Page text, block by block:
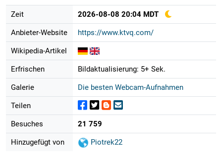
Zeit 2026-08-08 20:04 MDT
Anbieter-Website https://www.ktvq.com/
Wikipedia-Artikel
Erfrischen Bildaktualisierung: 5+ Sek.
Galerie Die besten Webcam-Aufnahmen
Teilen
Besuches 21 759
Hinzugefügt von Piotrek22